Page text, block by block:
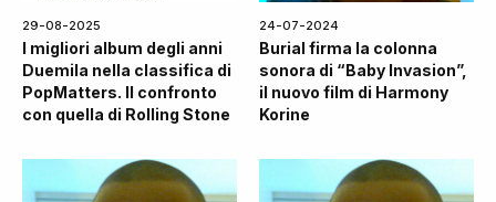
29-08-2025
I migliori album degli anni
Duemila nella classifica di
PopMatters. Il confronto
con quella di Rolling Stone
24-07-2024
Burial firma la colonna
sonora di “Baby Invasion”,
il nuovo film di Harmony
Korine